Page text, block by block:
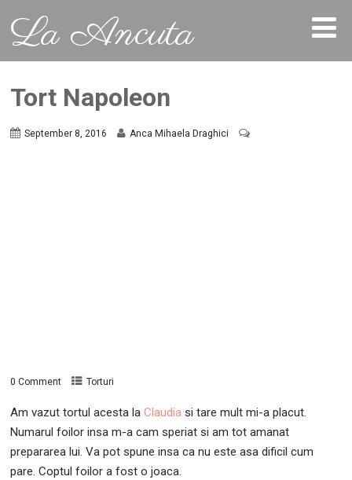
La Ancuta
Tort Napoleon
September 8, 2016 Anca Mihaela Draghici
0 Comment Torturi
Am vazut tortul acesta laClaudia si tare mult mi-a placut.
Numarul foilor insa m-a cam speriat si am tot amanat
prepararea lui. Va pot spune insa ca nu este asa dificil cum
pare. Coptul foilor a fost o joaca.